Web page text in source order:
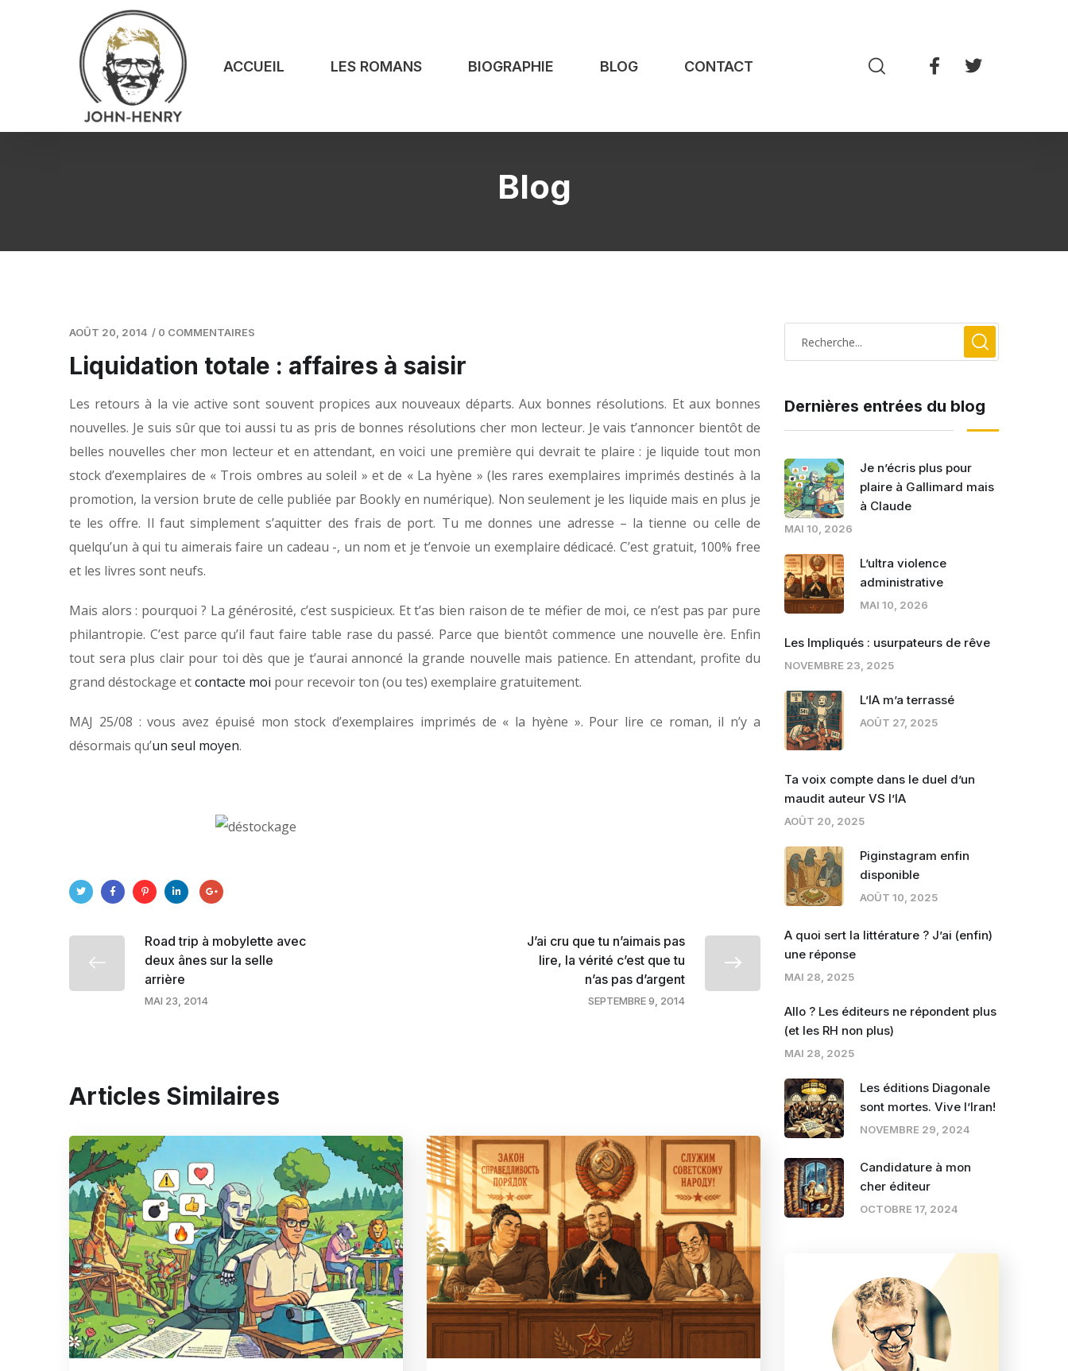
ACCUEIL LES ROMANS BIOGRAPHIE BLOG CONTACT
Blog
AOÛT 20, 2014 / 0 COMMENTAIRES
Liquidation totale : affaires à saisir
Les retours à la vie active sont souvent propices aux nouveaux départs. Aux bonnes résolutions. Et aux bonnes
nouvelles. Je suis sûr que toi aussi tu as pris de bonnes résolutions cher mon lecteur. Je vais t’annoncer bientôt de
belles nouvelles cher mon lecteur et en attendant, en voici une première qui devrait te plaire : je liquide tout mon
stock d’exemplaires de « Trois ombres au soleil » et de « La hyène » (les rares exemplaires imprimés destinés à la
promotion, la version brute de celle publiée par Bookly en numérique). Non seulement je les liquide mais en plus je
te les offre. Il faut simplement s’aquitter des frais de port. Tu me donnes une adresse – la tienne ou celle de
quelqu’un à qui tu aimerais faire un cadeau -, un nom et je t’envoie un exemplaire dédicacé. C’est gratuit, 100% free
et les livres sont neufs.
Mais alors : pourquoi ? La générosité, c’est suspicieux. Et t’as bien raison de te méfier de moi, ce n’est pas par pure
philantropie. C’est parce qu’il faut faire table rase du passé. Parce que bientôt commence une nouvelle ère. Enfin
tout sera plus clair pour toi dès que je t’aurai annoncé la grande nouvelle mais patience. En attendant, profite du
grand déstockage etcontacte moi pour recevoir ton (ou tes) exemplaire gratuitement.
MAJ 25/08 : vous avez épuisé mon stock d’exemplaires imprimés de « la hyène ». Pour lire ce roman, il n’y a
désormais qu’un seul moyen.
Road trip à mobylette avec
deux ânes sur la selle
arrière
MAI 23, 2014
J’ai cru que tu n’aimais pas
lire, la vérité c’est que tu
n’as pas d’argent
SEPTEMBRE 9, 2014
Articles Similaires
Dernières entrées du blog
Je n’écris plus pour
plaire à Gallimard mais
à Claude
MAI 10, 2026
L’ultra violence
administrative
MAI 10, 2026
Les Impliqués : usurpateurs de rêve
NOVEMBRE 23, 2025
L’IA m’a terrassé
AOÛT 27, 2025
Ta voix compte dans le duel d’un
maudit auteur VS l’IA
AOÛT 20, 2025
Piginstagram enfin
disponible
AOÛT 10, 2025
A quoi sert la littérature ? J’ai (enfin)
une réponse
MAI 28, 2025
Allo ? Les éditeurs ne répondent plus
(et les RH non plus)
MAI 28, 2025
Les éditions Diagonale
sont mortes. Vive l’Iran!
NOVEMBRE 29, 2024
Candidature à mon
cher éditeur
OCTOBRE 17, 2024